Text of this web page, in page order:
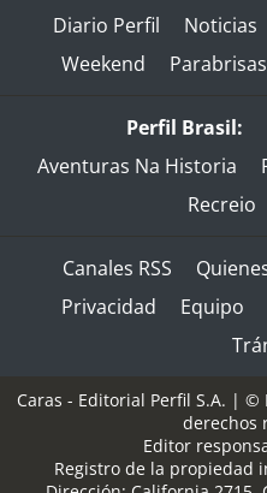
Diario Perfil Noticias
Weekend
Parabrisas
Perfil Brasil:
Aventuras Na Historia
Recreio
Canales RSS
Privacidad
Equipo
Caras - Editorial Perfil S.A. | ©
derechos
Editor
Registro de la propiedad